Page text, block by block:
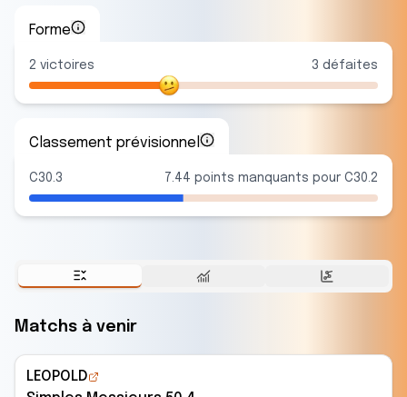
Forme
2 victoires 3 défaites
Classement prévisionnel
C30.3 7.44 points manquants pour C30.2
Matchs à venir
LEOPOLD